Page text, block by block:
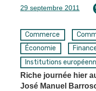
29 septembre 2011
Commerce
Économie
Institutions
Riche journée hier
José Manuel